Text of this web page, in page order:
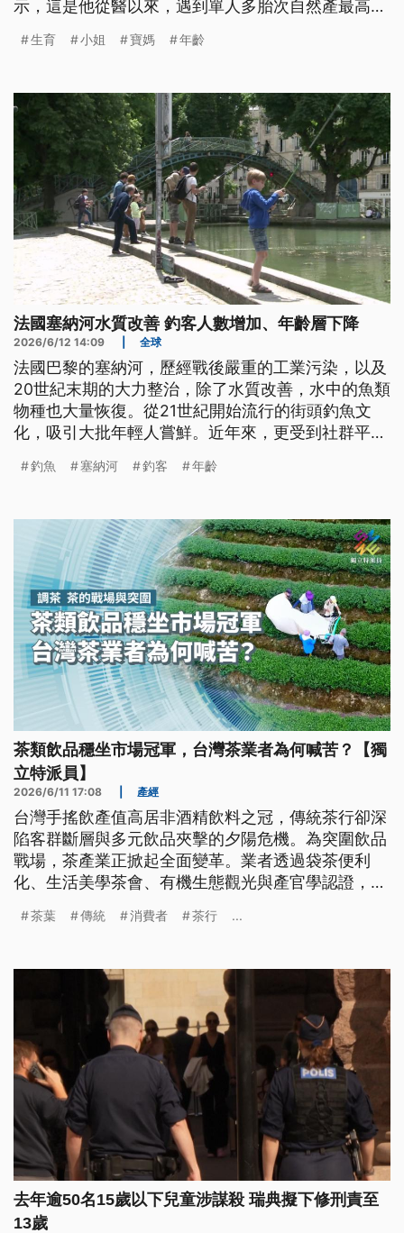
示，這是他從醫以來，遇到單人多胎次自然產最高紀
生育 小姐 寶媽 年齡
法國塞納河水質改善 釣客人數增加、年齡層下降
2026/6/12 14:09 全球
法國巴黎的塞納河，歷經戰後嚴重的工業污染，以及
20世紀末期的大力整治，除了水質改善，水中的魚類
物種也大量恢復。從21世紀開始流行的街頭釣魚文
化，吸引大批年輕人嘗鮮。近年來，更受到社群平台
也下降，連帶使得釣具租售業者生意興隆。
釣魚 塞納河 釣客 年齡
茶類飲品穩坐市場冠軍，台灣茶業者為何喊苦？【獨
立特派員】
2026/6/11 17:08 產經
台灣手搖飲產值高居非酒精飲料之冠，傳統茶行卻深
陷客群斷層與多元飲品夾擊的夕陽危機。為突圍飲品
戰場，茶產業正掀起全面變革。業者透過袋茶便利
化、生活美學茶會、有機生態觀光與產官學認證，成
品質不俗的茶葉，台灣茶致力於精製茶，開發創新又
的百年風華。
茶葉 傳統 消費者 茶行 ...
去年逾50名15歲以下兒童涉謀殺 瑞典擬下修刑責至
13歲